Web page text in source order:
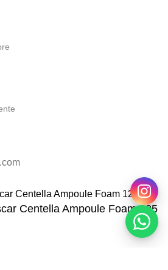
📍 Tanger : Livraison gratuite | 🚚
Centella Ampoule Foam 125